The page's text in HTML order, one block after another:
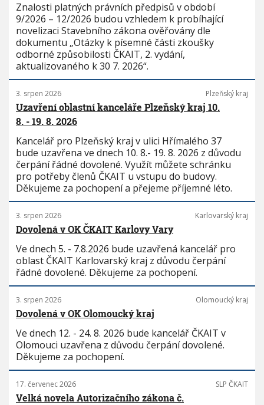
Znalosti platných právních předpisů v období
9/2026 – 12/2026 budou vzhledem k probíhající
novelizaci Stavebního zákona ověřovány dle
dokumentu „Otázky k písemné části zkoušky
odborné způsobilosti ČKAIT, 2. vydání,
aktualizovaného k 30 7. 2026“.
3. srpen 2026 Plzeňský kraj
Uzavření oblastní kanceláře Plzeňský kraj 10.
8. - 19. 8. 2026
Kancelář pro Plzeňský kraj v ulici Hřímalého 37
bude uzavřena ve dnech 10. 8.- 19. 8. 2026 z důvodu
čerpání řádné dovolené. Využít můžete schránku
pro potřeby členů ČKAIT u vstupu do budovy.
Děkujeme za pochopení a přejeme příjemné léto.
3. srpen 2026 Karlovarský kraj
Dovolená v OK ČKAIT Karlovy Vary
Ve dnech 5. - 7.8.2026 bude uzavřená kancelář pro
oblast ČKAIT Karlovarský kraj z důvodu čerpání
řádné dovolené. Děkujeme za pochopení.
3. srpen 2026 Olomoucký kraj
Dovolená v OK Olomoucký kraj
Ve dnech 12. - 24. 8. 2026 bude kancelář ČKAIT v
Olomouci uzavřena z důvodu čerpání dovolené.
Děkujeme za pochopení.
17. červenec 2026 SLP ČKAIT
Velká novela Autorizačního zákona č.